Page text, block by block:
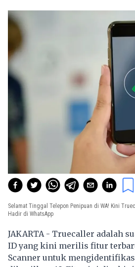
Selamat Tinggal Telepon Penipuan di WA! Kini
Hadir di WhatsApp
JAKARTA - Truecaller adalah
ID yang kini merilis fitur
Scanner untuk